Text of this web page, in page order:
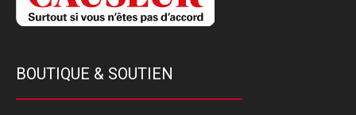
BOUTIQUE & SOUTIEN